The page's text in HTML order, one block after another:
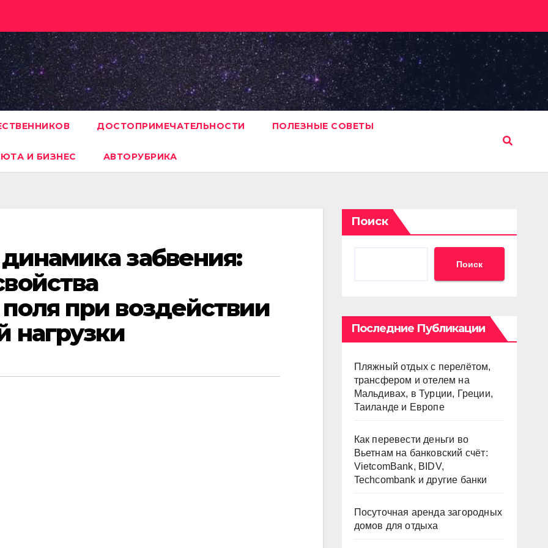
ДОСТОПРИМЕЧАТЕЛЬНОСТИ ПОЛЕЗНЫЕ СОВЕТЫ
И БИЗНЕС АВТОРУБРИКА
забвения:
при воздействии
нагрузки
Поиск
Поиск
Последние Публикации
Пляжный отдых с перелётом,
трансфером и отелем на
Мальдивах, в Турции, Греции,
Таиланде и Европе
Как перевести деньги во
Вьетнам на банковский счёт:
VietcomBank, BIDV,
Techcombank и другие банки
Посуточная аренда загородных
домов для отдыха